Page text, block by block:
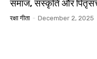
समाज, संस्कृति और
रक्षा गीता - December 2, 2025